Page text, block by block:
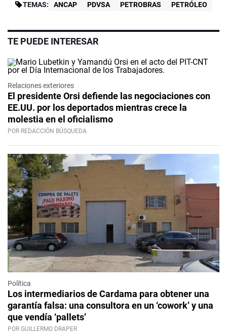
TEMAS: ANCAP PDVSA PETROBRAS PETRÓLEO
TE PUEDE INTERESAR
Relaciones exteriores
El presidente Orsi defiende las negociaciones con
EE.UU. por los deportados mientras crece la
molestia en el oficialismo
POR REDACCIÓN BÚSQUEDA
Política
Los intermediarios de Cardama para obtener una
garantía falsa: una consultora en un ‘cowork’ y una
que vendía ‘pallets’
POR GUILLERMO DRAPER